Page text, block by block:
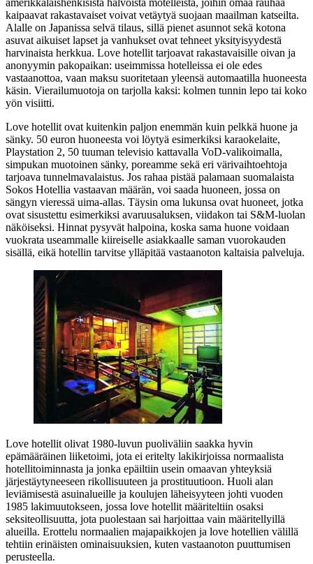
amerikkalaishenkisistä halvoista motelleista, joihin omaa rauhaa
kaipaavat rakastavaiset voivat vetäytyä suojaan maailman katseilta.
Alalle on Japanissa selvä tilaus, sillä pienet asunnot sekä kotona
asuvat aikuiset lapset ja vanhukset ovat tehneet yksityisyydestä
harvinaista herkkua. Love hotellit tarjoavat rakastavaisille oivan ja
anonyymin pakopaikan: useimmissa hotelleissa ei ole edes
vastaanottoa, vaan maksu suoritetaan yleensä automaatilla huoneesta
käsin. Vierailumuotoja on tarjolla kaksi: kolmen tunnin lepo tai koko
yön visiitti.
Love hotellit ovat kuitenkin paljon enemmän kuin pelkkä huone ja
sänky. 50 euron huoneesta voi löytyä esimerkiksi karaokelaite,
Playstation 2, 50 tuuman televisio kattavalla VoD‑valikoimalla,
simpukan muotoinen sänky, poreamme sekä eri värivaihtoehtoja
tarjoava tunnelmavalaistus. Jos rahaa pistää palamaan suomalaista
Sokos Hotellia vastaavan määrän, voi saada huoneen, jossa on
sängyn vieressä uima-allas. Täysin oma lukunsa ovat huoneet, jotka
ovat sisustettu esimerkiksi avaruusaluksen, viidakon tai S&M-luolan
näköiseksi. Hinnat pysyvät halpoina, koska sama huone voidaan
vuokrata useammalle kiireiselle asiakkaalle saman vuorokauden
sisällä, eikä hotellin tarvitse ylläpitää vastaanoton kaltaisia palveluja.
Love hotellit olivat 1980‑luvun puoliväliin saakka hyvin
epämääräinen liiketoimi, jota ei eritelty lakikirjoissa normaalista
hotellitoiminnasta ja jonka epäiltiin usein omaavan yhteyksiä
järjestäytyneeseen rikollisuuteen ja prostituutioon. Huoli alan
leviämisestä asuinalueille ja koulujen läheisyyteen johti vuoden
1985 lakimuutokseen, jossa love hotellit määriteltiin osaksi
seksiteollisuutta, jota puolestaan sai harjoittaa vain määritellyillä
alueilla. Erottelu normaalien majapaikkojen ja love hotellien välillä
tehtiin erinäisten ominaisuuksien, kuten vastaanoton puuttumisen
perusteella.